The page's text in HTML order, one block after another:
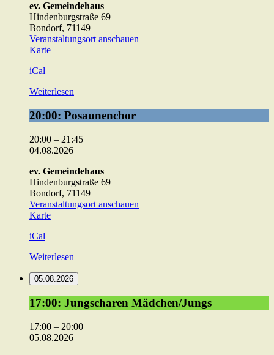
ev. Gemeindehaus
Hindenburgstraße 69
Bondorf, 71149
Veranstaltungsort anschauen
Karteev.
iCal
Weiterlesen
20:00:
Posaunenchor
20:00: Posaunenchor
20:00 – 21:45
04.08.2026
ev. Gemeindehaus
Hindenburgstraße 69
Bondorf, 71149
Veranstaltungsort anschauen
Karteev.
iCal
Weiterlesen
05.08.2026
17:00:
Jungscharen
Mädchen/Jungs
17:00: Jungscharen Mädchen/Jungs
17:00 – 20:00
05.08.2026